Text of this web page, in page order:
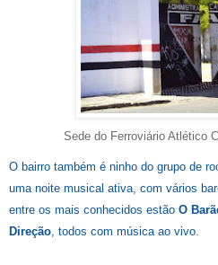
Sede do Ferroviário Atlético
O bairro também é ninho do grupo de
uma noite musical ativa, com vários
entre os mais conhecidos estão O
Direção , todos com música ao vivo.